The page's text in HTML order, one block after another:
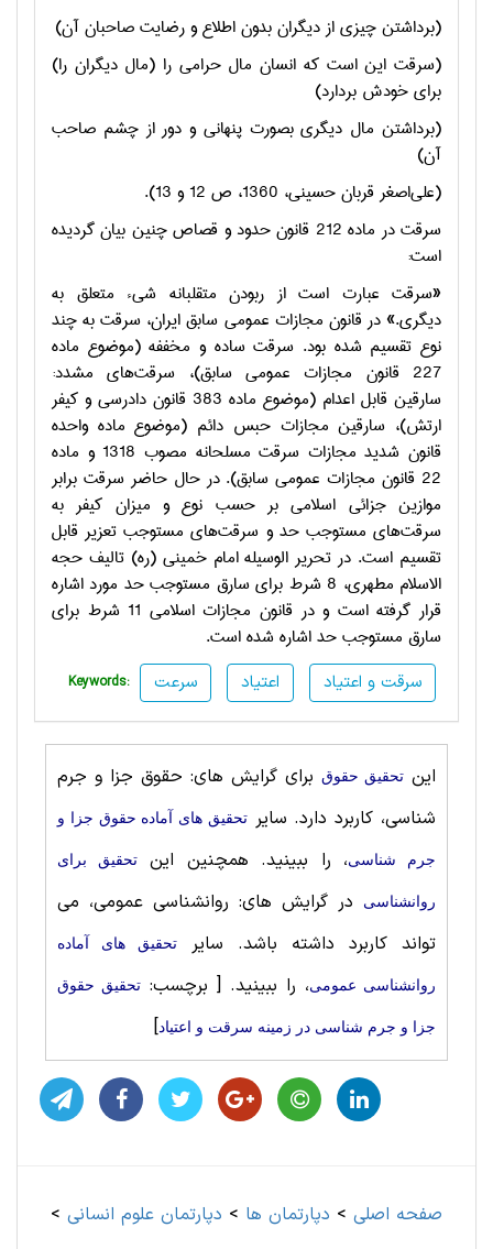
(برداشتن چيزي از ديگران بدون اطلاع و رضايت صاحبان آن)
(سرقت اين است كه انسان مال حرامي را (مال ديگران را)
براي خودش بردارد)
(برداشتن مال ديگري بصورت پنهاني و دور از چشم صاحب
آن)
(علي‌اصغر قربان حسيني، 1360، ص 12 و 13).
سرقت در ماده 212 قانون حدود و قصاص چنين بيان گرديده
است:
«سرقت عبارت است از ربودن متقلبانه شيء متعلق به
ديگري.» در قانون مجازات عمومي سابق ايران، سرقت به چند
نوع تقسيم شده بود. سرقت ساده و مخففه (موضوع ماده
227 قانون مجازات عمومي سابق)، سرقت‌هاي مشدد:
سارقين قابل اعدام (موضوع ماده 383 قانون دادرسي و كيفر
ارتش)، سارقين مجازات حبس دائم (موضوع ماده واحده
قانون شديد مجازات سرقت مسلحانه مصوب 1318 و ماده
22 قانون مجازات عمومي سابق). در حال حاضر سرقت برابر
موازين جزائي اسلامي بر حسب نوع و ميزان كيفر به
سرقت‌هاي مستوجب حد و سرقت‌هاي مستوجب تعزير قابل
تقسيم است. در تحرير الوسيله امام خميني (ره) تاليف حجه
الاسلام مطهري، 8 شرط براي سارق مستوجب حد مورد اشاره
قرار گرفته است و در قانون مجازات اسلامي 11 شرط براي
سارق مستوجب حد اشاره شده است.
Keywords: سرعت اعتياد سرقت و اعتياد
این تحقیق حقوق برای گرایش های: حقوق جزا و جرم
شناسی، کاربرد دارد. سایرتحقیق های آماده حقوق جزا و
جرم شناسی، را ببینید. همچنین اینتحقیق برای
روانشناسی
در گرایش های: روانشناسی‌ عمومی، می
تواند کاربرد داشته باشد. سایر
تحقیق های آماده
روانشناسی‌ عمومی، را ببینید. [ برچسب: تحقیق حقوق
جزا و جرم شناسی در زمینه سرقت و اعتياد]
صفحه اصلی > دپارتمان ها > دپارتمان علوم انسانی >